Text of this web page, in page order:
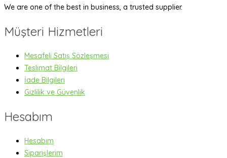
We are one of the best in business, a trusted supplier.
Müşteri Hizmetleri
Mesafeli Satış Sözleşmesi
Teslimat Bilgileri
İade Bilgileri
Gizlilik ve Güvenlik
Hesabım
Hesabım
Siparişlerim